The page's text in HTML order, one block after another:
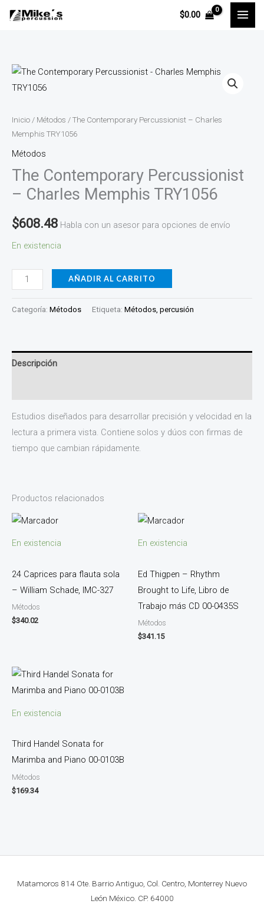
$0.00
Inicio / Métodos / The Contemporary Percussionist – Charles
Memphis TRY1056
Métodos
The Contemporary Percussionist
– Charles Memphis TRY1056
$608.48 Habla con un asesor para opciones de envío
En existencia
The
Contemporary
-
Charles
Memphis
TRY1056
cantidad
AÑADIR AL CARRITO
Categoría: Métodos Etiqueta: Métodos, percusión
Descripción
Estudios diseñados para desarrollar precisión y velocidad en la
lectura a primera vista. Contiene solos y dúos con firmas de
tiempo que cambian rápidamente.
Productos relacionados
En existencia
24 Caprices para flauta sola
– William Schade, IMC-327
Métodos
$340.02
En existencia
Ed Thigpen – Rhythm
Brought to Life, Libro de
Trabajo más CD 00-0435S
Métodos
$341.15
En existencia
Third Handel Sonata for
Marimba and Piano 00-0103B
Métodos
$169.34
Matamoros 814 Ote. Barrio Antiguo, Col. Centro, Monterrey Nuevo
León México. CP. 64000